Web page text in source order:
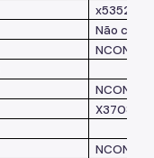
x535276
Não
NCONSTA
NCONSTA
X370895
NCONSTA